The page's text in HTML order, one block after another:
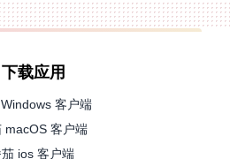
下载应用
客户端
macOS 客户端
ios 客户端